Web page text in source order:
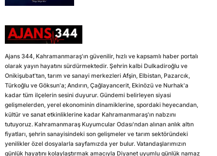
Ajans 344, Kahramanmaraş'ın güvenilir, hızlı ve kapsamlı haber portalı
olarak yayın hayatını sürdürmektedir. Şehrin kalbi Dulkadiroğlu ve
Onikişubat'tan, tarım ve sanayi merkezleri Afşin, Elbistan, Pazarcık,
Türkoğlu ve Göksun'a; Andırın, Çağlayancerit, Ekinözü ve Nurhak'a
kadar tüm ilçelerin sesini duyurur. Gündemi belirleyen siyasi
gelişmelerden, yerel ekonominin dinamiklerine, spordaki heyecandan,
kültür ve sanat etkinliklerine kadar Kahramanmaraş'ın nabzını
tutuyoruz. Kahramanmaraş Kuyumcular Odası'ndan alınan anlık altın
fiyatları, şehrin sanayisindeki son gelişmeler ve tarım sektöründeki
yenilikler özel dosyalarla sayfamızda yer bulur. Vatandaşlarımızın
günlük hayatını kolaylaştırmak amacıyla Diyanet uyumlu günlük namaz